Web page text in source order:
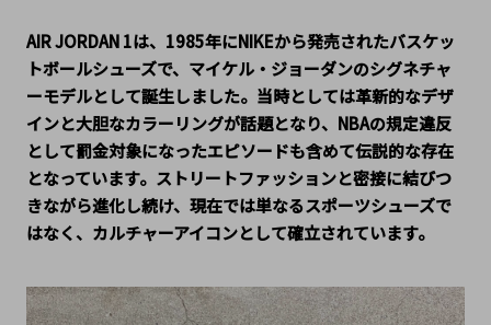
AIR JORDAN 1は、1985年にNIKEから発売されたバスケッ
トボールシューズで、マイケル・ジョーダンのシグネチャ
ーモデルとして誕生しました。当時としては革新的なデザ
インと大胆なカラーリングが話題となり、NBAの規定違反
として罰金対象になったエピソードも含めて伝説的な存在
となっています。ストリートファッションと密接に結びつ
きながら進化し続け、現在では単なるスポーツシューズで
はなく、カルチャーアイコンとして確立されています。